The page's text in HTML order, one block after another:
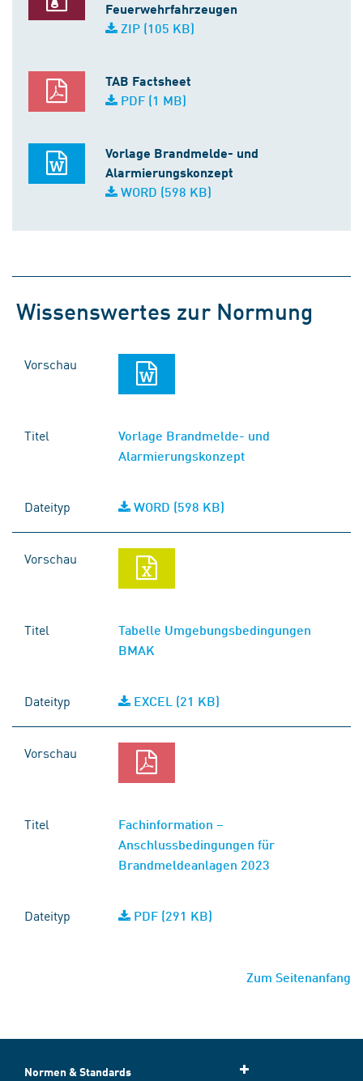
Feuerwehrfahrzeugen
ZIP (105 KB)
TAB Factsheet
PDF (1 MB)
Vorlage Brandmelde- und
Alarmierungskonzept
WORD (598 KB)
Wissenswertes zur Normung
Vorschau
Titel
Vorlage Brandmelde- und
Alarmierungskonzept
Dateityp WORD (598 KB)
Vorschau
Titel
Tabelle Umgebungsbedingungen
BMAK
Dateityp EXCEL (21 KB)
Vorschau
Titel
Fachinformation –
Anschlussbedingungen für
Brandmeldeanlagen 2023
Dateityp PDF (291 KB)
Zum Seitenanfang
Normen & Standards